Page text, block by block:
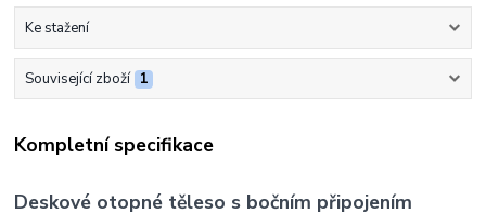
Ke stažení
Související zboží 1
Kompletní specifikace
Deskové otopné těleso s bočním připojením